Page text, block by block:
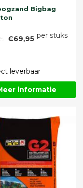
Bigbag
€69,95 per stuks
leverbaar
informatie